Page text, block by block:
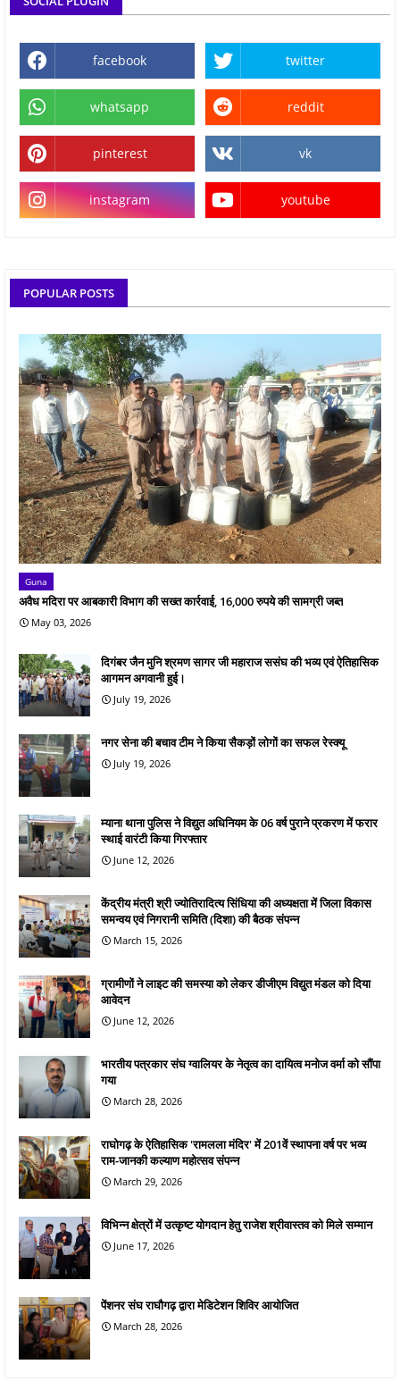
facebook twitter
whatsapp reddit
pinterest vk
instagram youtube
POPULAR POSTS
Guna
अवैध मदिरा पर आबकारी विभाग की सख्त कार्रवाई, 16,000 रुपये की सामग्री जब्त
May 03, 2026
दिगंबर जैन मुनि श्रमण सागर जी महाराज ससंघ की भव्य एवं ऐतिहासिक
आगमन अगवानी हुई।
July 19, 2026
नगर सेना की बचाव टीम ने किया सैकड़ों लोगों का सफल रेस्क्यू
July 19, 2026
म्याना थाना पुलिस ने विद्युत अधिनियम के 06 वर्ष पुराने प्रकरण में फरार
स्थाई वारंटी किया गिरफ्तार
June 12, 2026
केंद्रीय मंत्री श्री ज्योतिरादित्य सिंधिया की अध्यक्षता में जिला विकास
समन्वय एवं निगरानी समिति (दिशा) की बैठक संपन्न
March 15, 2026
ग्रामीणों ने लाइट की समस्या को लेकर डीजीएम विद्युत मंडल को दिया
आवेदन
June 12, 2026
भारतीय पत्रकार संघ ग्वालियर के नेतृत्व का दायित्व मनोज वर्मा को सौंपा
गया
March 28, 2026
राघोगढ़ के ऐतिहासिक 'रामलला मंदिर' में 201वें स्थापना वर्ष पर भव्य
राम-जानकी कल्याण महोत्सव संपन्न
March 29, 2026
विभिन्न क्षेत्रों में उत्कृष्ट योगदान हेतु राजेश श्रीवास्तव को मिले सम्मान
June 17, 2026
पेंशनर संघ राघौगढ़ द्वारा मेडिटेशन शिविर आयोजित
March 28, 2026